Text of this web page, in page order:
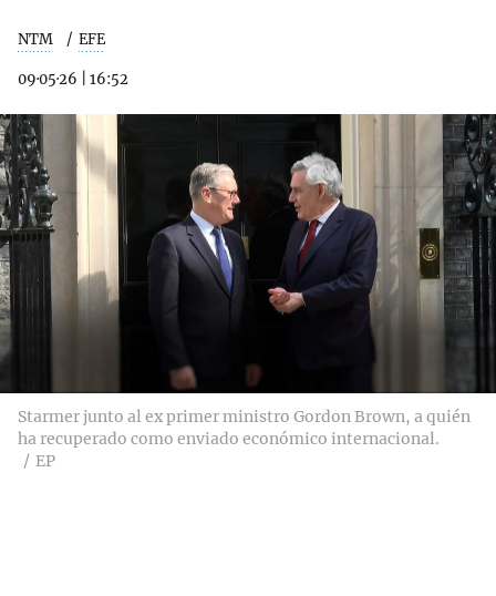
NTM EFE
09·05·26 16:52
Starmer junto al ex primer ministro Gordon Brown, a quién
ha recuperado como enviado económico internacional.
EP